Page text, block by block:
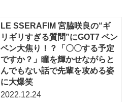
LE SSERAFIM 宮脇咲良の“ギ
リギリすぎる質問”にGOT7 ベン
ベン大焦り！？「〇〇する予定
ですか？」瞳を輝かせながらと
んでもない話で先輩を攻める姿
に大爆笑
2022.12.24